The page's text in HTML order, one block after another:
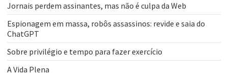
Jornais perdem assinantes, mas não é culpa da Web
Espionagem em massa, robôs assassinos: revide e saia do
ChatGPT
Sobre privilégio e tempo para fazer exercício
A Vida Plena